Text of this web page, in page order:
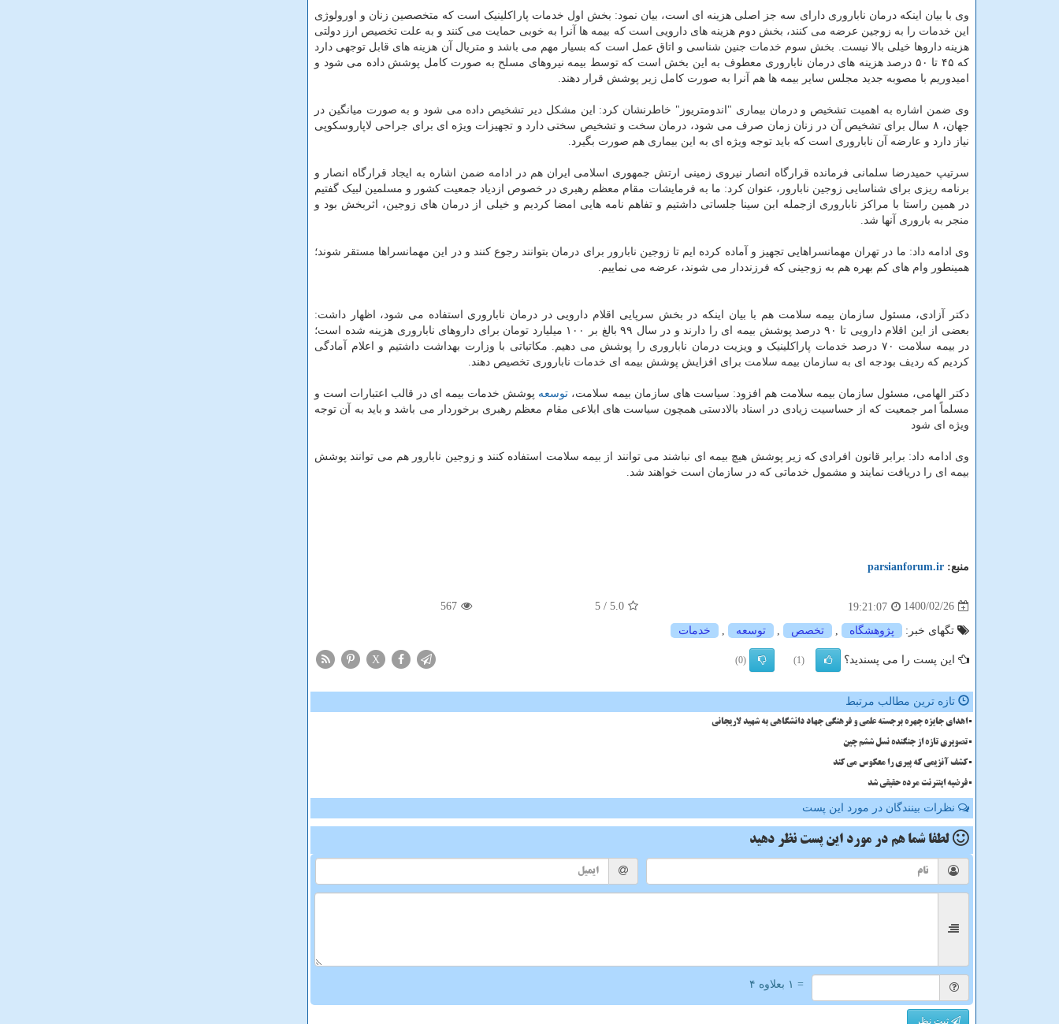
وی با بیان اینکه درمان ناباروری دارای سه جز اصلی هزینه ای است، بیان نمود: بخش اول خدمات پاراکلینیک است که متخصصین زنان و اورولوژی
این خدمات را به زوجین عرضه می کنند، بخش دوم هزینه های دارویی است که بیمه ها آنرا به خوبی حمایت می کنند و به علت تخصیص ارز دولتی
هزینه داروها خیلی بالا نیست. بخش سوم خدمات جنین شناسی و اتاق عمل است که بسیار مهم می باشد و متریال آن هزینه های قابل توجهی دارد
که ۴۵ تا ۵۰ درصد هزینه های درمان ناباروری معطوف به این بخش است که توسط بیمه نیروهای مسلح به صورت کامل پوشش داده می شود و
امیدوریم با مصوبه جدید مجلس سایر بیمه ها هم آنرا به صورت کامل زیر پوشش قرار دهند.
وی ضمن اشاره به اهمیت تشخیص و درمان بیماری "اندومتریوز" خاطرنشان کرد: این مشکل دیر تشخیص داده می شود و به صورت میانگین در
جهان، ۸ سال برای تشخیص آن در زنان زمان صرف می شود، درمان سخت و تشخیص سختی دارد و تجهیزات ویژه ای برای جراحی لاپاروسکوپی
نیاز دارد و عارضه آن ناباروری است که باید توجه ویژه ای به این بیماری هم صورت بگیرد.
سرتیپ حمیدرضا سلمانی فرمانده قرارگاه انصار نیروی زمینی ارتش جمهوری اسلامی ایران هم در ادامه ضمن اشاره به ایجاد قرارگاه انصار و
برنامه ریزی برای شناسایی زوجین نابارور، عنوان کرد: ما به فرمایشات مقام معظم رهبری در خصوص ازدیاد جمعیت کشور و مسلمین لبیک گفتیم
در همین راستا با مراکز ناباروری ازجمله ابن سینا جلساتی داشتیم و تفاهم نامه هایی امضا کردیم و خیلی از درمان های زوجین، اثربخش بود و
منجر به باروری آنها شد.
وی ادامه داد: ما در تهران مهمانسراهایی تجهیز و آماده کرده ایم تا زوجین نابارور برای درمان بتوانند رجوع کنند و در این مهمانسراها مستقر شوند؛
همینطور وام های کم بهره هم به زوجینی که فرزنددار می شوند، عرضه می نماییم.
دکتر آزادی، مسئول سازمان بیمه سلامت هم با بیان اینکه در بخش سرپایی اقلام دارویی در درمان ناباروری استفاده می شود، اظهار داشت:
بعضی از این اقلام دارویی تا ۹۰ درصد پوشش بیمه ای را دارند و در سال ۹۹ بالغ بر ۱۰۰ میلیارد تومان برای داروهای ناباروری هزینه شده است؛
در بیمه سلامت ۷۰ درصد خدمات پاراکلینیک و ویزیت درمان ناباروری را پوشش می دهیم. مکاتباتی با وزارت بهداشت داشتیم و اعلام آمادگی
کردیم که ردیف بودجه ای به سازمان بیمه سلامت برای افزایش پوشش بیمه ای خدمات ناباروری تخصیص دهند.
دکتر الهامی، مسئول سازمان بیمه سلامت هم افزود: سیاست های سازمان بیمه سلامت، توسعه پوشش خدمات بیمه ای در قالب اعتبارات است و
مسلماً امر جمعیت که از حساسیت زیادی در اسناد بالادستی همچون سیاست های ابلاعی مقام معظم رهبری برخوردار می باشد و باید به آن توجه
ویژه ای شود
وی ادامه داد: برابر قانون افرادی که زیر پوشش هیچ بیمه ای نباشند می توانند از بیمه سلامت استفاده کنند و زوجین نابارور هم می توانند پوشش
بیمه ای را دریافت نمایند و مشمول خدماتی که در سازمان است خواهند شد.
منبع: parsianforum.ir
1400/02/26
19:21:07
5.0
/ 5
567
تگهای خبر: پژوهشگاه تخصص توسعه خدمات
این پست را می پسندید؟ (1)
(0)
X
تازه ترین مطالب مرتبط
اهدای جایزه چهره برجسته علمی و فرهنگی جهاد دانشگاهی به شهید لاریجانی
تصویری تازه از جنگنده نسل ششم چین
کشف آنزیمی که پیری را معکوس می کند
فرضیه اینترنت مرده حقیقی شد
نظرات بینندگان در مورد این پست
لطفا شما هم در مورد این پست نظر دهید
= ۱ بعلاوه ۴
ثبت نظر